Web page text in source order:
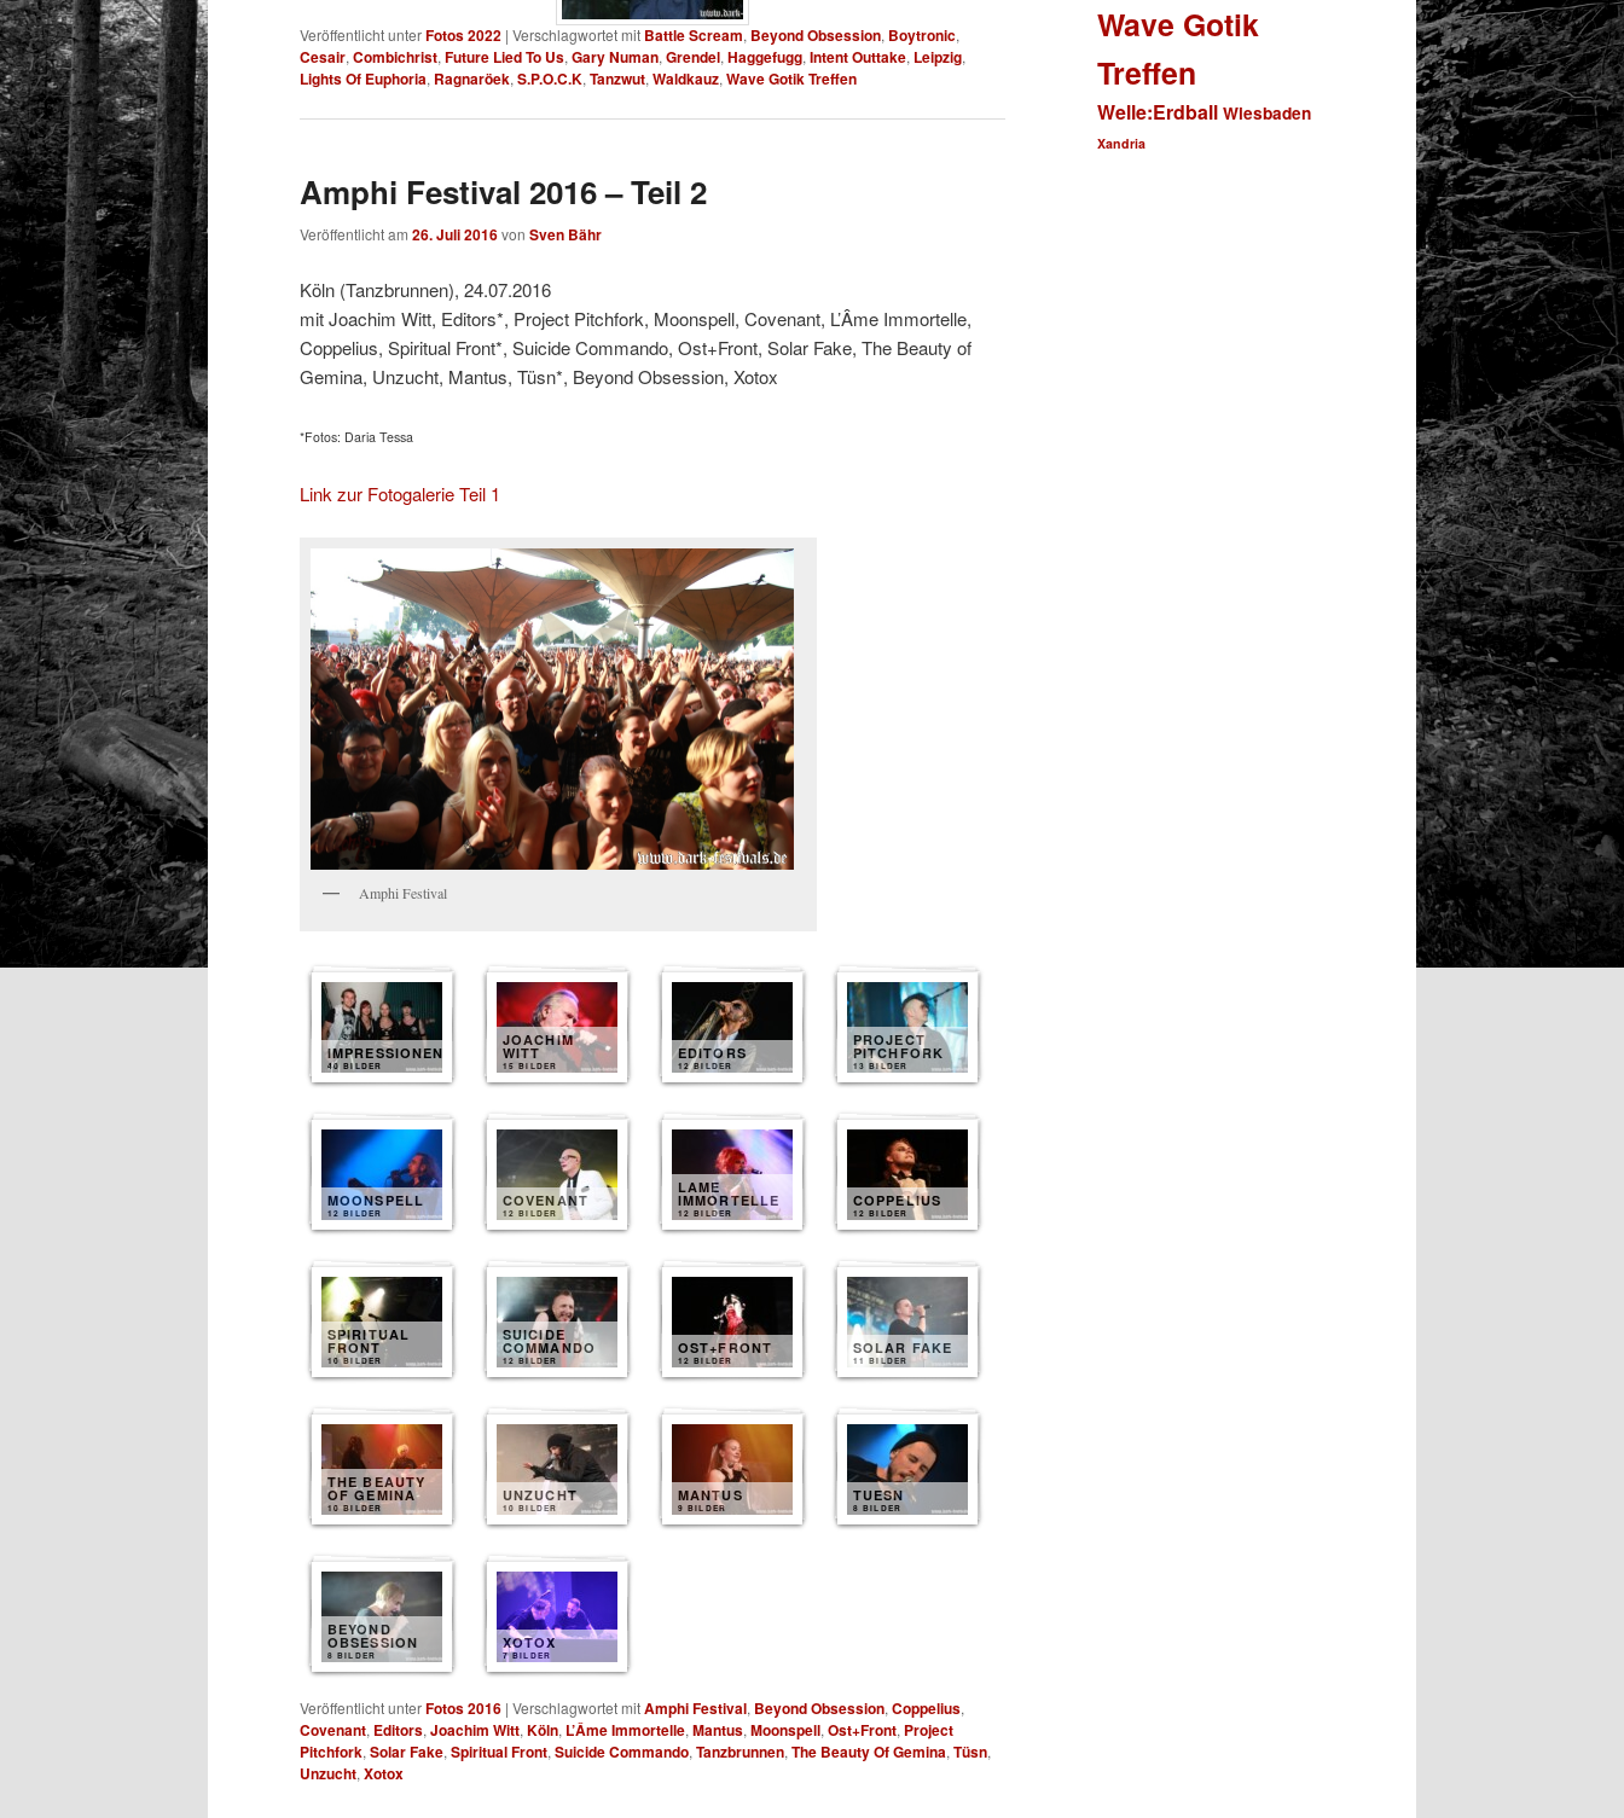
Veröffentlicht unterFotos 2022 | Verschlagwortet mit Battle Scream, Beyond Obsession, Boytronic,
Cesair, Combichrist, Future Lied To Us, Gary Numan, Grendel, Haggefugg, Intent Outtake, Leipzig,
Lights Of Euphoria, Ragnaröek, S.P.O.C.K, Tanzwut, Waldkauz, Wave Gotik Treffen
Amphi Festival 2016 – Teil 2
Veröffentlicht am 26. Juli 2016von Sven Bähr
Köln (Tanzbrunnen), 24.07.2016
mit Joachim Witt, Editors*, Project Pitchfork, Moonspell, Covenant, L’Âme Immortelle,
Coppelius, Spiritual Front*, Suicide Commando, Ost+Front, Solar Fake, The Beauty of
Gemina, Unzucht, Mantus, Tüsn*, Beyond Obsession, Xotox
*Fotos: Daria Tessa
Link zur Fotogalerie Teil 1
Amphi Festival
IMPRESSIONEN
40 BILDER
JOACHIM
WITT
15 BILDER
EDITORS
12 BILDER
PROJECT
PITCHFORK
13 BILDER
MOONSPELL
12 BILDER
COVENANT
12 BILDER
LAME
IMMORTELLE
12 BILDER
COPPELIUS
12 BILDER
SPIRITUAL
FRONT
10 BILDER
SUICIDE
COMMANDO
12 BILDER
OST+FRONT
12 BILDER
SOLAR FAKE
11 BILDER
THE BEAUTY
OF GEMINA
10 BILDER
UNZUCHT
10 BILDER
MANTUS
9 BILDER
TUESN
8 BILDER
BEYOND
OBSESSION
8 BILDER
XOTOX
7 BILDER
Veröffentlicht unterFotos 2016 | Verschlagwortet mitAmphi Festival, Beyond Obsession, Coppelius,
Covenant, Editors, Joachim Witt, Köln, L’Âme Immortelle, Mantus, Moonspell, Ost+Front, Project
Pitchfork, Solar Fake, Spiritual Front, Suicide Commando, Tanzbrunnen, The Beauty Of Gemina, Tüsn,
Unzucht, Xotox
Wave Gotik
Treffen
Welle:Erdball Wiesbaden
Xandria